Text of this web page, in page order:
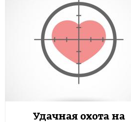
Удачная охота на